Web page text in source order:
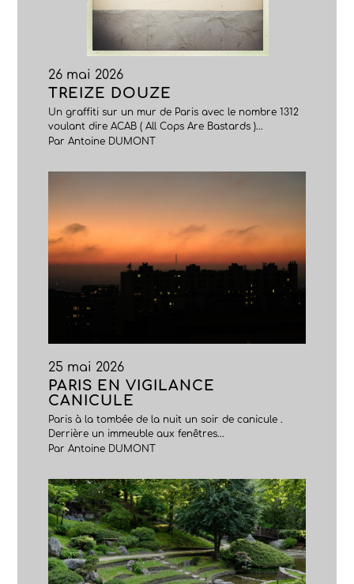
26 mai 2026
TREIZE DOUZE
Un graffiti sur un mur de Paris avec le nombre 1312
voulant dire ACAB ( All Cops Are Bastards )...
Par Antoine DUMONT
25 mai 2026
PARIS EN VIGILANCE
CANICULE
Paris à la tombée de la nuit un soir de canicule .
Derrière un immeuble aux fenêtres...
Par Antoine DUMONT